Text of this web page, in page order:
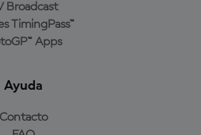
Broadcast
TimingPass™
Apps
Ayuda
Contacto